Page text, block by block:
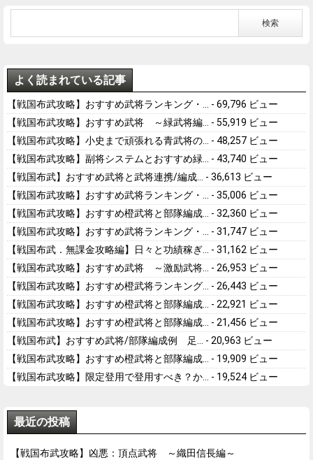
よく読まれている記事
【戦国布武攻略】おすすめ武将ランキング・... - 69,796 ビュー
【戦国布武攻略】おすすめ武将 ～緑武将編... - 55,919 ビュー
【戦国布武攻略】小史まで頑張れる青武将の... - 48,257 ビュー
【戦国布武攻略】副将システムとおすすめ緑... - 43,740 ビュー
【戦国布武】おすすめ武将と武将連携/編成... - 36,613 ビュー
【戦国布武攻略】おすすめ武将ランキング・... - 35,006 ビュー
【戦国布武攻略】おすすめ橙武将と部隊編成... - 32,360 ビュー
【戦国布武攻略】おすすめ武将ランキング・... - 31,747 ビュー
【戦国布武．無課金攻略編】日々と功績稼ぎ... - 31,162 ビュー
【戦国布武攻略】おすすめ武将 ～激励武将... - 26,953 ビュー
【戦国布武攻略】おすすめ橙武将ランキング... - 26,443 ビュー
【戦国布武攻略】おすすめ橙武将と部隊編成... - 22,921 ビュー
【戦国布武攻略】おすすめ橙武将と部隊編成... - 21,456 ビュー
【戦国布武】おすすめ武将/部隊編成例 足... - 20,963 ビュー
【戦国布武攻略】おすすめ橙武将と部隊編成... - 19,909 ビュー
【戦国布武攻略】限定登用で登用すべき？か... - 19,524 ビュー
最近の投稿
【戦国布武攻略】凶悪：頂点武将 ～織田信長編～